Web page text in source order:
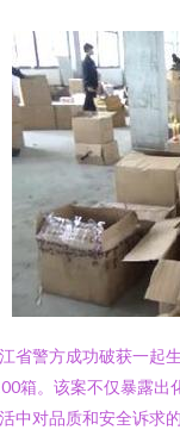
省警方成功破获一起
箱。该案不仅暴露出
中对品质和安全诉求